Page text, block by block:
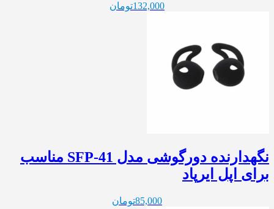
132,000تومان
نگهدارنده دورگوشی مدل SFP-41 مناسب
برای اپل ایرپاد
85,000تومان